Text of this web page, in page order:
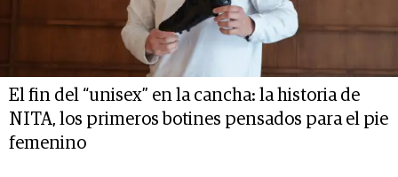
El fin del “unisex” en la cancha: la historia de
NITA, los primeros botines pensados para el pie
femenino